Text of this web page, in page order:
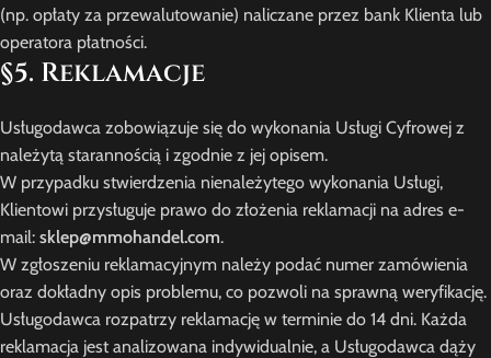
(np. opłaty za przewalutowanie) naliczane przez bank Klienta lub
operatora płatności.
§5. Reklamacje
Usługodawca zobowiązuje się do wykonania Usługi Cyfrowej z
należytą starannością i zgodnie z jej opisem.
W przypadku stwierdzenia nienależytego wykonania Usługi,
Klientowi przysługuje prawo do złożenia reklamacji na adres e-
mail: sklep@mmohandel.com.
W zgłoszeniu reklamacyjnym należy podać numer zamówienia
oraz dokładny opis problemu, co pozwoli na sprawną weryfikację.
Usługodawca rozpatrzy reklamację w terminie do 14 dni. Każda
reklamacja jest analizowana indywidualnie, a Usługodawca dąży